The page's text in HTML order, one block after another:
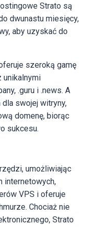
Strato są
dwunastu miesięcy,
aby uzyskać do
szeroką gamę
unikalnymi
.guru i .news. A
swojej witryny,
domenę, biorąc
sukcesu.
umożliwiając
internetowych,
VPS i oferuje
Chociaż nie
Strato